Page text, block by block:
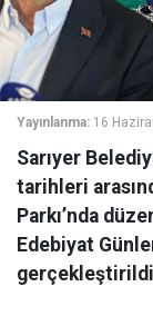
Yayınlanma: 16
Sarıyer
tarihleri
Parkı’nda
Edebiyat